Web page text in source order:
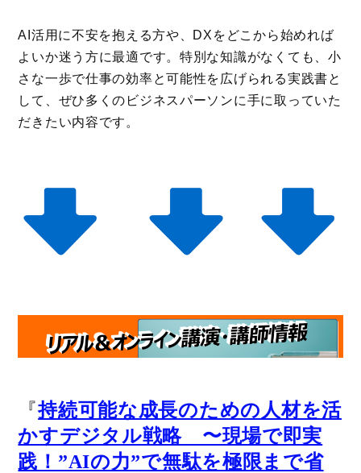
AI活用に不安を抱える方や、DXをどこから始めれば
よいか迷う方に最適です。特別な知識がなくても、小
さな一歩で仕事の効率と可能性を広げられる実践書と
して、ぜひ多くのビジネスパーソンに手に取っていた
だきたい内容です。
『持続可能な成長のための人材を活
かすデジタル戦略 〜現場で即実
践！”AIの力”で無駄を極限まで省